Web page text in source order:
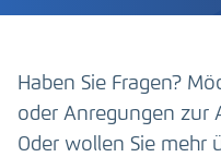
Haben Sie Fragen?
oder Anregungen zur
Oder wollen Sie mehr